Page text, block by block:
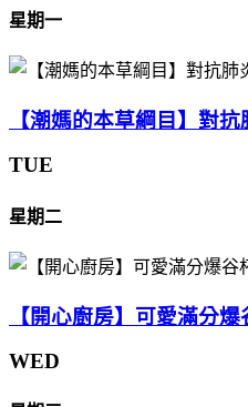
星期一
【潮媽的本草綱目】對
TUE
星期二
【開心廚房】可愛滿分
WED